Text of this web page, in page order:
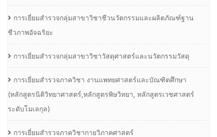
การเยี่ยมสำรวจกลุ่มสาขาวิชาชีวนวัตกรรมและผลิตภัณฑ์ฐาน
ชีวภาพอัจฉริยะ
การเยี่ยมสำรวจกลุ่มสาขาวิชาวัสดุศาสตร์และนวัตกรรมวัสดุ
การเยี่ยมสำรวจภาควิชา งานแพทยศาสตร์และบัณฑิตศึกษา
(หลักสูตรนิติวิทยาศาสตร์,หลักสูตรพิษวิทยา, หลักสูตรเวชศาสตร์
ระดับโมเลกุล)
การเยี่ยมสำรวจภาควิชากายวิภาคศาสตร์